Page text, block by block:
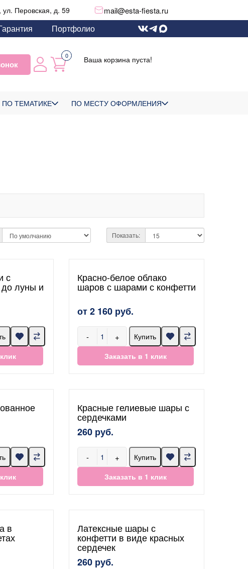
Перовская, д. 59 mail@esta-fiesta.ru
Портфолио
0 Ваша корзина пуста!
ПО ТЕМАТИКЕ ПО МЕСТУ ОФОРМЛЕНИЯ
Показать:
с
луны и
Красно-белое облако
шаров с шарами с конфетти
от 2 160 руб.
- +
Купить
Заказать в 1 клик
Красные гелиевые шары с
сердечками
260 руб.
- +
Купить
Заказать в 1 клик
в Латексные шары с
конфетти в виде красных
сердечек
260 руб.